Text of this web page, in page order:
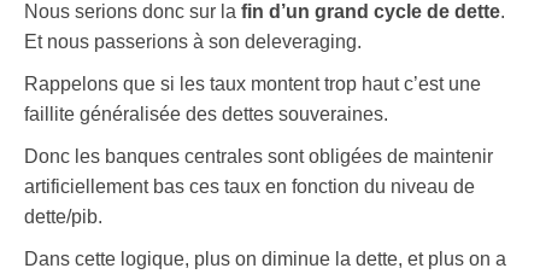
Nous serions donc sur la fin d’un grand cycle de dette.
Et nous passerions à son deleveraging.
Rappelons que si les taux montent trop haut c’est une
faillite généralisée des dettes souveraines.
Donc les banques centrales sont obligées de maintenir
artificiellement bas ces taux en fonction du niveau de
dette/pib.
Dans cette logique, plus on diminue la dette, et plus on a